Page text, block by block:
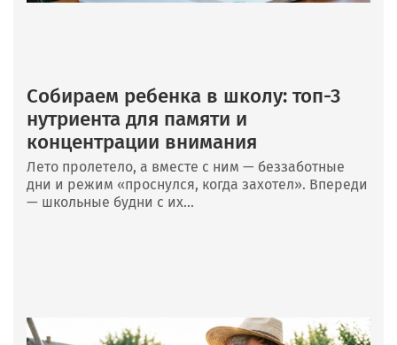
Собираем ребенка в школу: топ-3
нутриента для памяти и
концентрации внимания
Лето пролетело, а вместе с ним — беззаботные
дни и режим «проснулся, когда захотел». Впереди
— школьные будни с их...